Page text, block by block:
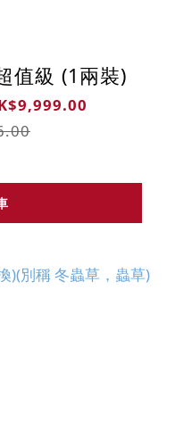
值級 (1兩裝)